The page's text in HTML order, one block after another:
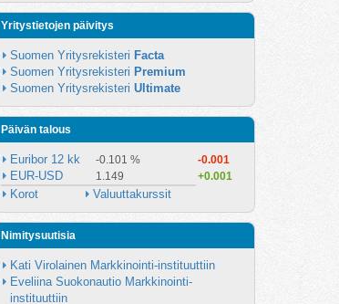
Yritystietojen päivitys
Suomen Yritysrekisteri Facta
Suomen Yritysrekisteri Premium
Suomen Yritysrekisteri Ultimate
Päivän talous
Euribor 12 kk -0.101 % -0.001
EUR-USD 1.149 +0.001
Korot Valuuttakurssit
Nimitysuutisia
Kati Virolainen Markkinointi-instituuttiin
Eveliina Suokonautio Markkinointi-
instituuttiin